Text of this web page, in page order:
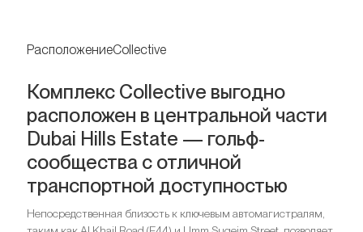
РасположениеCollective
Комплекс Collective выгодно
расположен в центральной части
Dubai Hills Estate — гольф-
сообщества с отличной
транспортной доступностью
Непосредственная близость к ключевым автомагистралям,